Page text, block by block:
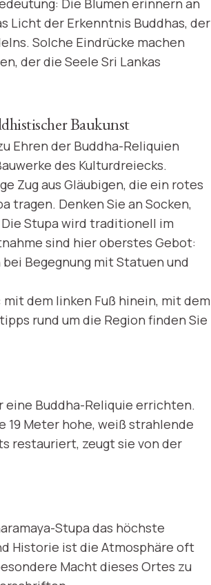
Die Blumen erinnern an
Licht der Erkenntnis Buddhas, der
Solche Eindrücke machen
der die Seele Sri Lankas
Baukunst
Ehren der Buddha-Reliquien
des Kulturdreiecks.
Zug aus Gläubigen, die ein rotes
tragen. Denken Sie an Socken,
Stupa wird traditionell im
sind hier oberstes Gebot:
Begegnung mit Statuen und
dem linken Fuß hinein, mit dem
rund um die Region finden Sie
eine Buddha-Reliquie errichten.
19 Meter hohe, weiß strahlende
restauriert, zeugt sie von der
Stupa das höchste
Historie ist die Atmosphäre oft
Macht dieses Ortes zu